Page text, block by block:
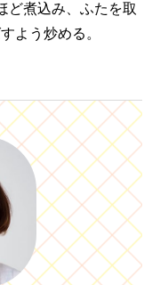
ど煮込み、ふたを取
よう炒める。